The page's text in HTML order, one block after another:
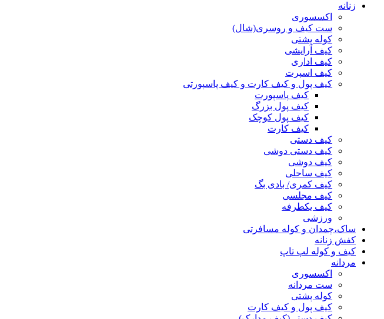
زنانه
اکسسوری
ست کیف و روسری(شال)
کوله پشتی
کیف آرایشی
کیف اداری
کیف اسپرت
کیف پول و کیف کارت و کیف پاسپورتی
کیف پاسپورت
کیف پول بزرگ
کیف پول کوچک
کیف کارت
کیف دستی
کیف دستی دوشی
کیف دوشی
کیف ساحلی
کیف کمری/ بادی بگ
کیف مجلسی
کیف یکطرفه
ورزشی
ساک،چمدان و کوله مسافرتی
کفش زنانه
کیف و کوله لپ تاپ
مردانه
اکسسوری
ست مردانه
کوله پشتی
کیف پول و کیف کارت